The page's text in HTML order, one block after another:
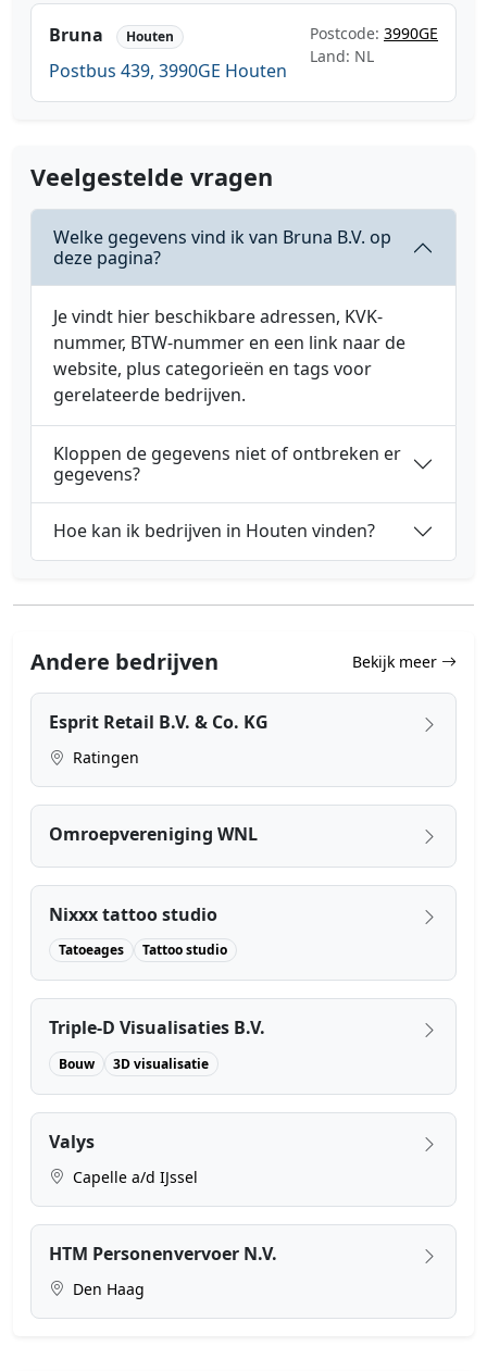
Bruna Houten
Postbus 439, 3990GE Houten
Postcode: 3990GE
Land: NL
Veelgestelde vragen
Welke gegevens vind ik van Bruna B.V. op
deze pagina?
Je vindt hier beschikbare adressen, KVK-
nummer, BTW-nummer en een link naar de
website, plus categorieën en tags voor
gerelateerde bedrijven.
Kloppen de gegevens niet of ontbreken er
gegevens?
Hoe kan ik bedrijven in Houten vinden?
Andere bedrijven Bekijk meer
Esprit Retail B.V. & Co. KG
Ratingen
Omroepvereniging WNL
Nixxx tattoo studio
Tatoeages Tattoo studio
Triple-D Visualisaties B.V.
Bouw 3D visualisatie
Valys
Capelle a/d IJssel
HTM Personenvervoer N.V.
Den Haag